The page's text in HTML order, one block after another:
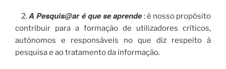
2.A Pesquis@ar é que se aprende: é nosso propósito
contribuir para a formação de utilizadores críticos,
autónomos e responsáveis no que diz respeito à
pesquisa e ao tratamento da informação.